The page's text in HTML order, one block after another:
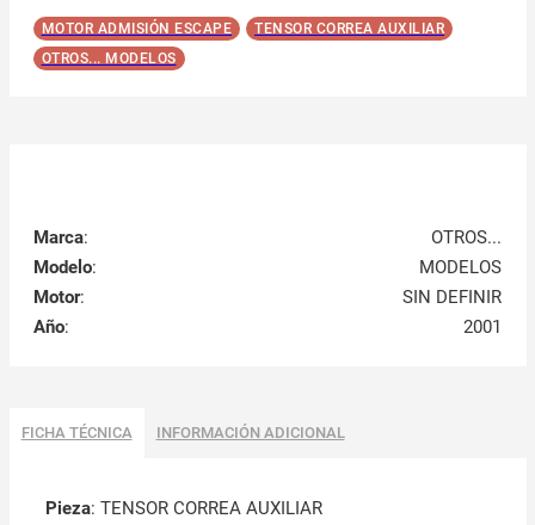
MOTOR ADMISIÓN ESCAPE
TENSOR CORREA AUXILIAR
OTROS... MODELOS
Marca:
OTROS...
Modelo:
MODELOS
Motor:
SIN DEFINIR
Año: 2001
FICHA TÉCNICA INFORMACIÓN ADICIONAL
Pieza: TENSOR CORREA AUXILIAR